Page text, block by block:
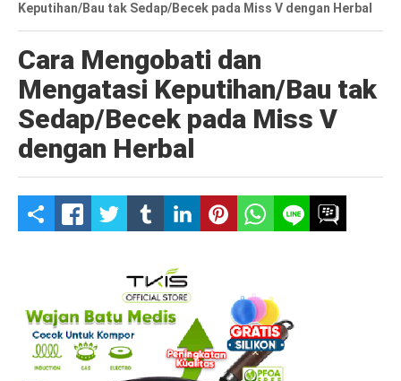
Keputihan/Bau tak Sedap/Becek pada Miss V dengan Herbal
Cara Mengobati dan
Mengatasi Keputihan/Bau tak
Sedap/Becek pada Miss V
dengan Herbal
S